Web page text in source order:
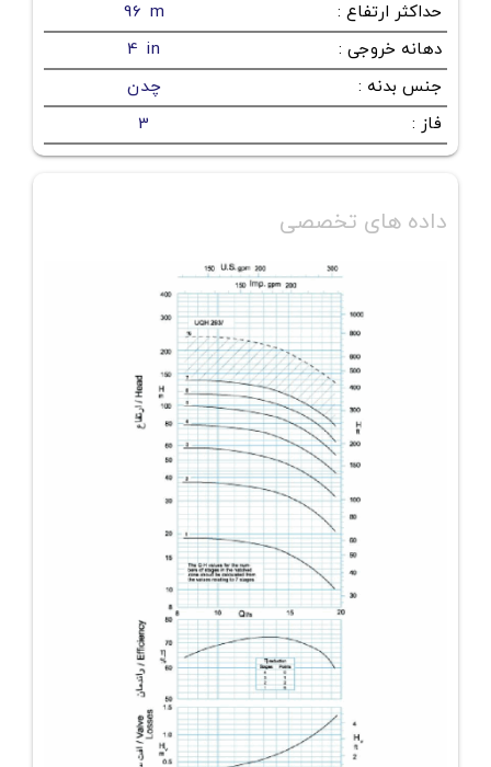
حداکثر ارتفاع :
96 m
دهانه خروجی :
4 in
جنس بدنه :
چدن
فاز :
3
داده های تخصصی